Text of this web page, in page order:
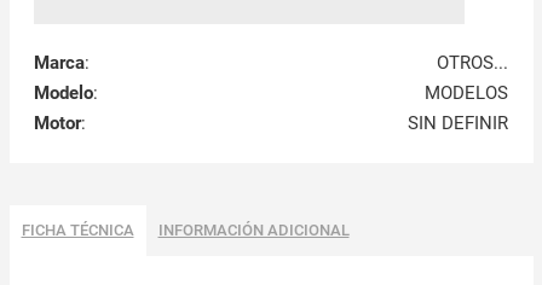
Marca:
OTROS...
Modelo:
MODELOS
Motor: SIN DEFINIR
FICHA TÉCNICA INFORMACIÓN ADICIONAL